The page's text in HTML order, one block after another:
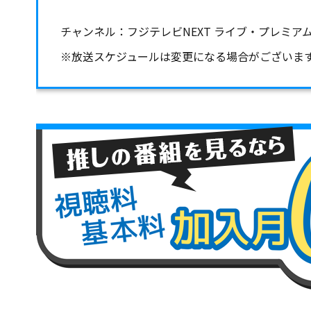
チャンネル：フジテレビNEXT ライブ・プレミア
※放送スケジュールは変更になる場合がございま